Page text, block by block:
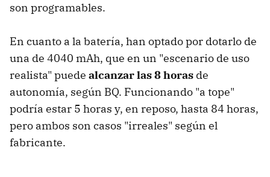
son programables.
En cuanto a la batería, han optado por dotarlo de
una de 4040 mAh, que en un "escenario de uso
realista" puede alcanzar las 8 horas de
autonomía, según BQ. Funcionando "a tope"
podría estar 5 horas y, en reposo, hasta 84 horas,
pero ambos son casos "irreales" según el
fabricante.